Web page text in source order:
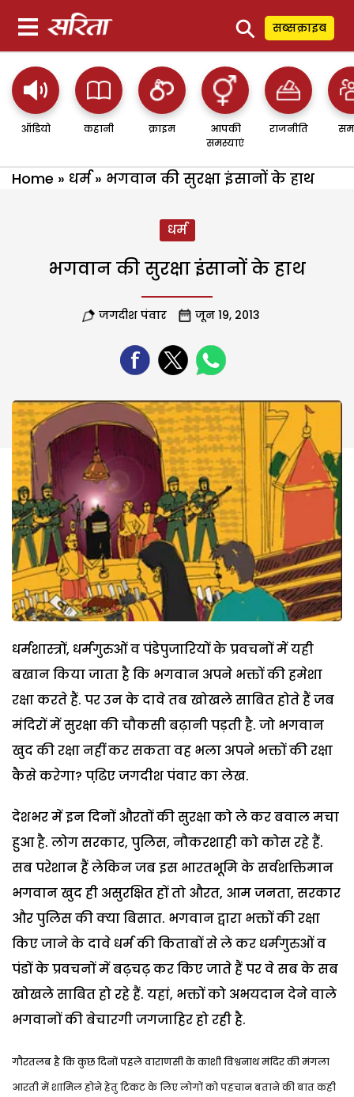
⚲ सब्सक्राइब
ऑडियो कहानी क्राइम
आपकी
समस्याएं
राजनीति
Home » धर्म» भगवान की सुरक्षा इंसानों के हाथ
धर्म
भगवान की सुरक्षा इंसानों के हाथ
जगदीश पंवार जून 19, 2013
धर्मशास्त्रों, धर्मगुरुओं व पंडेपुजारियों के प्रवचनों में यही
बखान किया जाता है कि भगवान अपने भक्तों की हमेशा
रक्षा करते हैं. पर उन के दावे तब खोखले साबित होते हैं जब
मंदिरों में सुरक्षा की चौकसी बढ़ानी पड़ती है. जो भगवान
खुद की रक्षा नहीं कर सकता वह भला अपने भक्तों की रक्षा
कैसे करेगा? पढि़ए जगदीश पंवार का लेख.
देशभर में इन दिनों औरतों की सुरक्षा को ले कर बवाल मचा
हुआ है. लोग सरकार, पुलिस, नौकरशाही को कोस रहे हैं.
सब परेशान हैं लेकिन जब इस भारतभूमि के सर्वशक्तिमान
भगवान खुद ही असुरक्षित हों तो औरत, आम जनता, सरकार
और पुलिस की क्या बिसात. भगवान द्वारा भक्तों की रक्षा
किए जाने के दावे धर्म की किताबों से ले कर धर्मगुरुओं व
पंडों के प्रवचनों में बढ़चढ़ कर किए जाते हैं पर वे सब के सब
खोखले साबित हो रहे हैं. यहां, भक्तों को अभयदान देने वाले
भगवानों की बेचारगी जगजाहिर हो रही है.
गौरतलब है कि कुछ दिनों पहले वाराणसी के काशी विश्वनाथ मंदिर की मंगला
आरती में शामिल होने हेतु टिकट के लिए लोगों को पहचान बताने की बात कही